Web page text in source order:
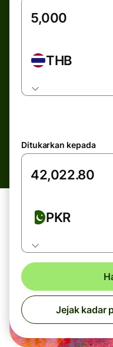
THB
Ditukarkan kepada
PKR
Jejak kadar